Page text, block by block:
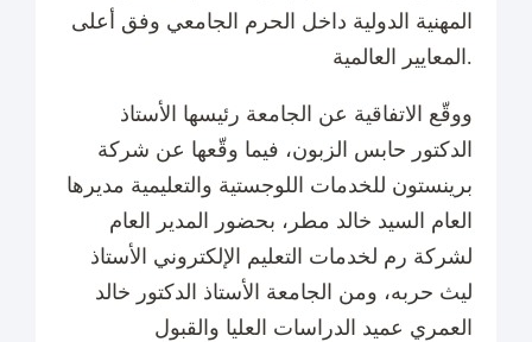
المهنية الدولية داخل الحرم الجامعي وفق أعلى
المعايير العالمية.
ووقّع الاتفاقية عن الجامعة رئيسها الأستاذ
الدكتور حابس الزبون، فيما وقّعها عن شركة
برينستون للخدمات اللوجستية والتعليمية مديرها
العام السيد خالد مطر، بحضور المدير العام
لشركة رم لخدمات التعليم الإلكتروني الأستاذ
ليث حربه، ومن الجامعة الأستاذ الدكتور خالد
العمري عميد الدراسات العليا والقبول